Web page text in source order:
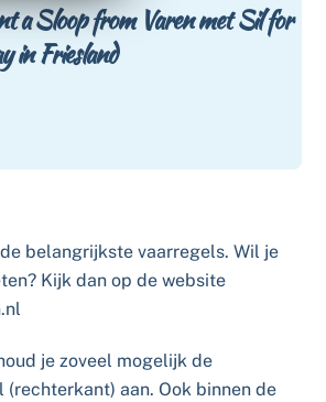
a Sloop from Varen met Sil for
in Friesland
belangrijkste vaarregels. Wil je
Kijk dan op de website
je zoveel mogelijk de
(rechterkant) aan. Ook binnen de